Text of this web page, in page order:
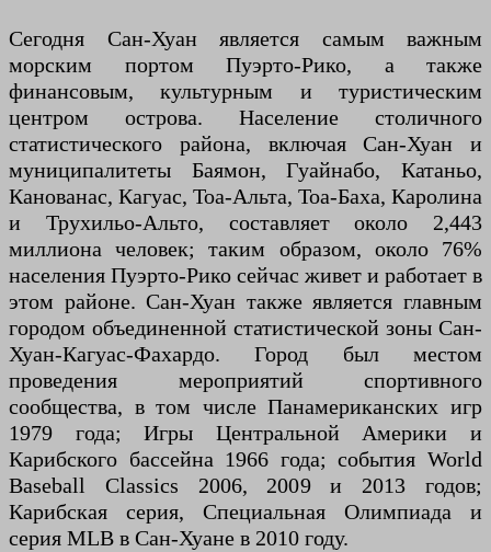
Сегодня Сан-Хуан является самым важным
морским портом Пуэрто-Рико, а также
финансовым, культурным и туристическим
центром острова. Население столичного
статистического района, включая Сан-Хуан и
муниципалитеты Баямон, Гуайнабо, Катаньо,
Канованас, Кагуас, Тоа-Альта, Тоа-Баха, Каролина
и Трухильо-Альто, составляет около 2,443
миллиона человек; таким образом, около 76%
населения Пуэрто-Рико сейчас живет и работает в
этом районе. Сан-Хуан также является главным
городом объединенной статистической зоны Сан-
Хуан-Кагуас-Фахардо. Город был местом
проведения мероприятий спортивного
сообщества, в том числе Панамериканских игр
1979 года; Игры Центральной Америки и
Карибского бассейна 1966 года; события World
Baseball Classics 2006, 2009 и 2013 годов;
Карибская серия, Специальная Олимпиада и
серия MLB в Сан-Хуане в 2010 году.